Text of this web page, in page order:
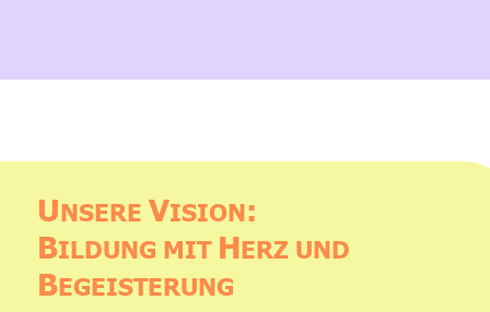
UNSERE VISION:
BILDUNG MIT HERZ UND
BEGEISTERUNG